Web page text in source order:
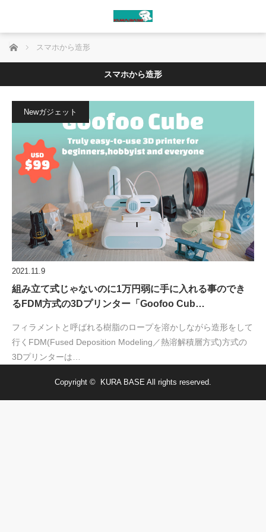
ホーム スマホから造形
スマホから造形
Newガジェット
2021.11.9
組み立て式じゃないのに1万円弱に手に入れる事のでき
るFDM方式の3Dプリンター「Goofoo Cub…
フィラメントと呼ばれる樹脂のロープを溶かしながら造形をして
行くFDM(Fused Deposition Modeling／熱溶解積層方式)方式の
3Dプリンターは…
Copyright © KURA BASE All rights reserved.